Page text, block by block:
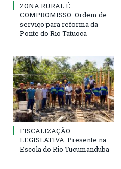
ZONA RURAL É
COMPROMISSO: Ordem de
serviço para reforma da
Ponte do Rio Tatuoca
FISCALIZAÇÃO
LEGISLATIVA: Presente na
Escola do Rio Tucumanduba